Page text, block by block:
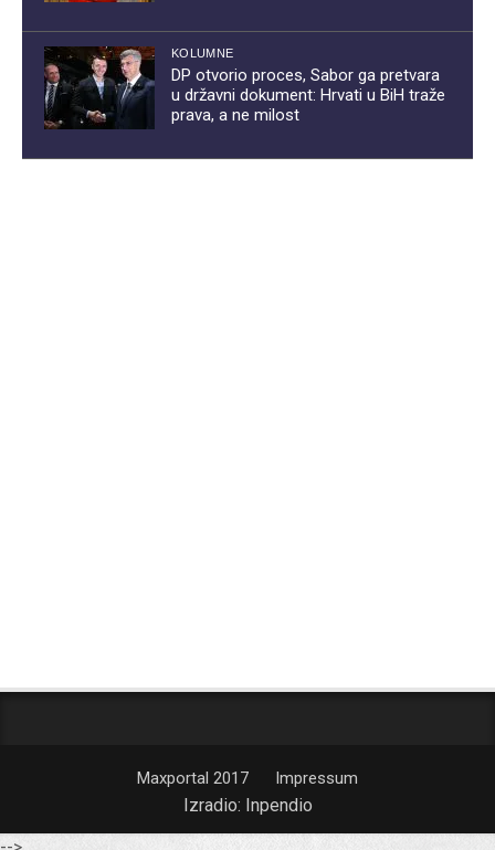
KOLUMNE
DP otvorio proces, Sabor ga pretvara
u državni dokument: Hrvati u BiH traže
prava, a ne milost
Maxportal 2017 Impressum
Izradio: Inpendio